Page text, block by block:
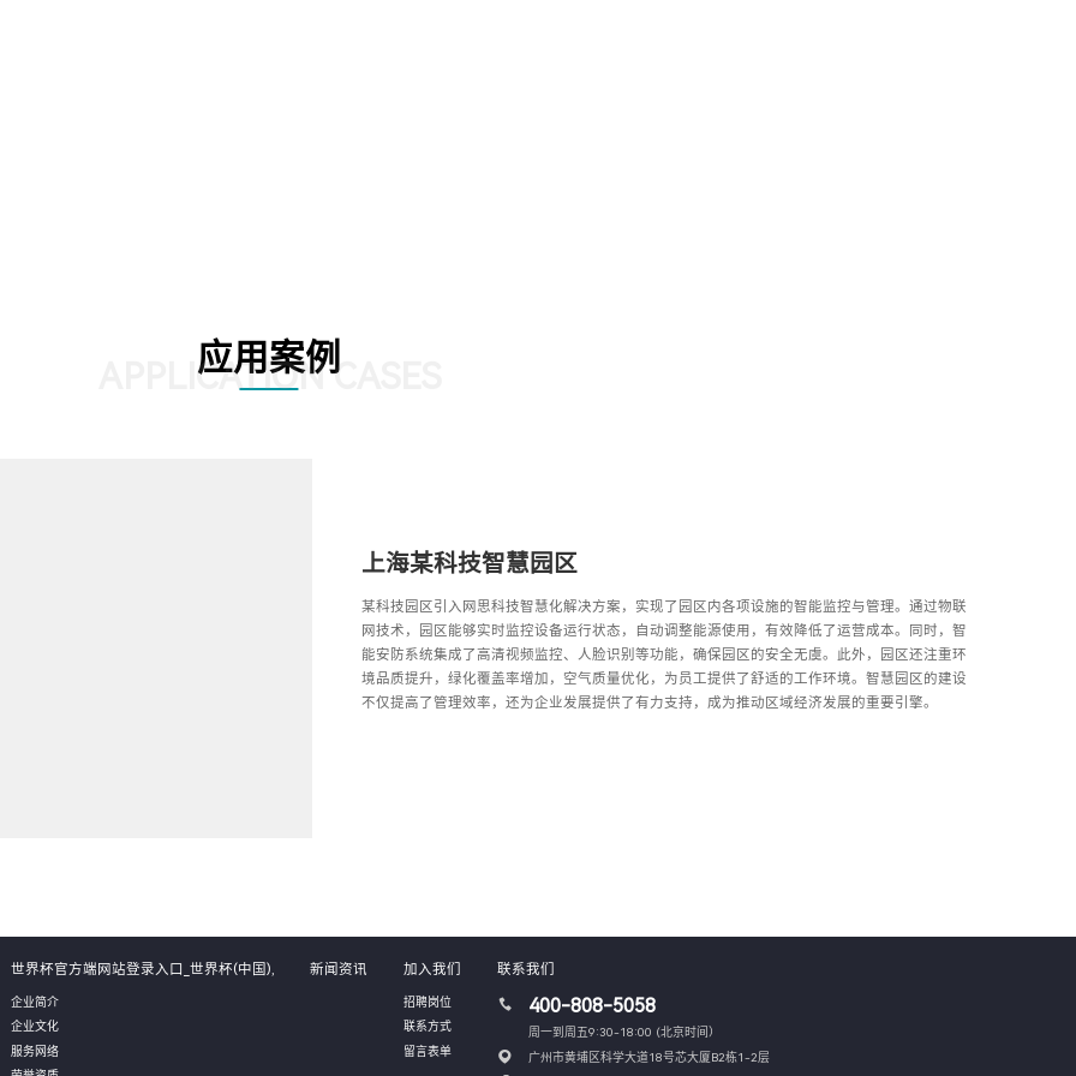
应用案例
APPLICATION CASES
上海某科技智慧园区
某科技园区引入网思科技智慧化解决方案，实现了园区内各项设施的智能监控与管理。通过物联
网技术，园区能够实时监控设备运行状态，自动调整能源使用，有效降低了运营成本。同时，智
能安防系统集成了高清视频监控、人脸识别等功能，确保园区的安全无虞。此外，园区还注重环
境品质提升，绿化覆盖率增加，空气质量优化，为员工提供了舒适的工作环境。智慧园区的建设
不仅提高了管理效率，还为企业发展提供了有力支持，成为推动区域经济发展的重要引擎。
世界杯官方端网站登录入口_世界杯(中国),
企业简介
企业文化
服务网络
新闻资讯 加入我们
招聘岗位
联系方式
留言表单
联系我们
400-808-5058
周一到周五9:30-18:00 (北京时间）
广州市黄埔区科学大道18号芯大厦B2栋1-2层